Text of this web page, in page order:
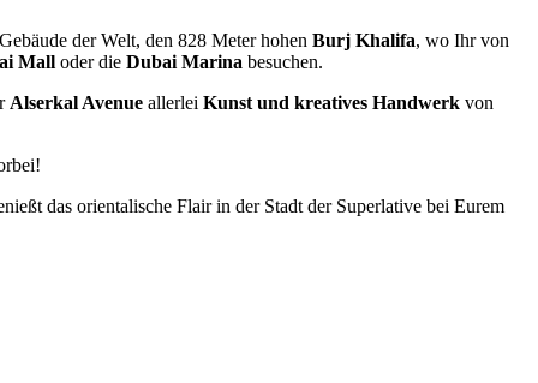
der Welt, den 828 Meter hohen Burj Khalifa, wo Ihr von
Mall oder die Dubai Marina besuchen.
Alserkal Avenue allerlei Kunst und kreatives Handwerk von
das orientalische Flair in der Stadt der Superlative bei Eurem